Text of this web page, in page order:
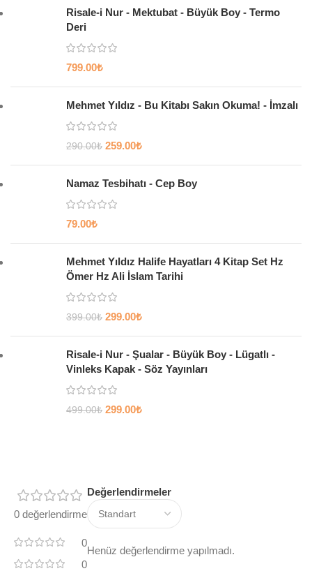
Risale-i Nur - Mektubat - Büyük Boy - Termo
Deri
799.00₺
Mehmet Yıldız - Bu Kitabı Sakın Okuma! - İmzalı
290.00₺ 259.00₺
Namaz Tesbihatı - Cep Boy
79.00₺
Mehmet Yıldız Halife Hayatları 4 Kitap Set Hz
Ömer Hz Ali İslam Tarihi
399.00₺ 299.00₺
Risale-i Nur - Şualar - Büyük Boy - Lügatlı -
Vinleks Kapak - Söz Yayınları
499.00₺ 299.00₺
0 değerlendirme
0
0
Değerlendirmeler
Henüz değerlendirme yapılmadı.